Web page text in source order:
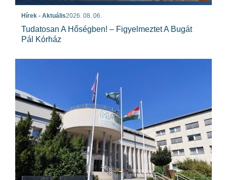
Hírek - Aktuális2026. 08. 06.
Tudatosan A Hőségben! – Figyelmeztet A Bugát
Pál Kórház